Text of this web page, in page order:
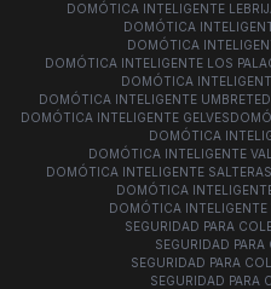
DOMÓTICA INTELIGENTE
DOMÓTICA
DOMÓTICA
DOMÓTICA INTELIGENTE LOS
DOMÓTICA
DOMÓTICA INTELIGENTE UMBRETE
DOMÓTICA INTELIGENTE GELVES
DOMÓTICA
DOMÓTICA INTELIGENTE
DOMÓTICA INTELIGENTE SALTERAS
DOMÓTICA
DOMÓTICA INTELIGENTE
SEGURIDAD PARA
SEGURIDAD
SEGURIDAD PARA
SEGURIDAD PARA